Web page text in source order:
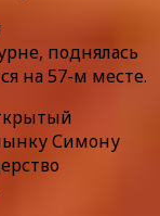
поднялась
на 57-м месте.
Симону